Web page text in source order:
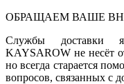
ОБРАЩАЕМ ВАШЕ
Службы доставки
KAYSAROW не несёт
но всегда старается
вопросов, связанных с